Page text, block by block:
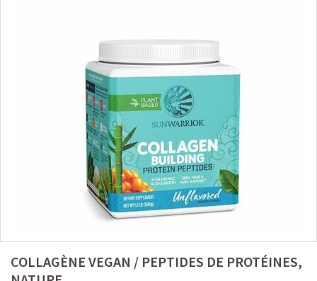
COLLAGÈNE VEGAN / PEPTIDES DE PROTÉINES,